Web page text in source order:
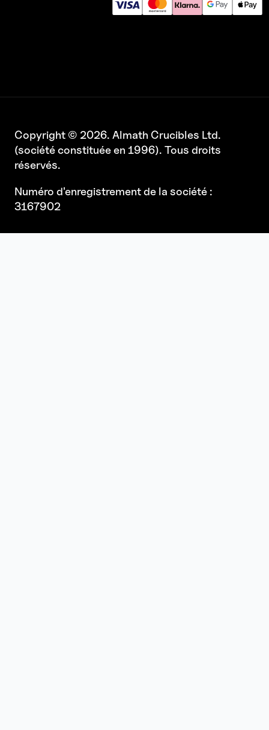
Copyright © 2026. Almath Crucibles Ltd.
(société constituée en 1996). Tous droits
réservés.
Numéro d'enregistrement de la société :
3167902